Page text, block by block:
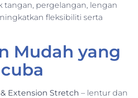
tangan, pergelangan, lengan
fleksibiliti serta
Mudah yang
Extension Stretch – lentur dan